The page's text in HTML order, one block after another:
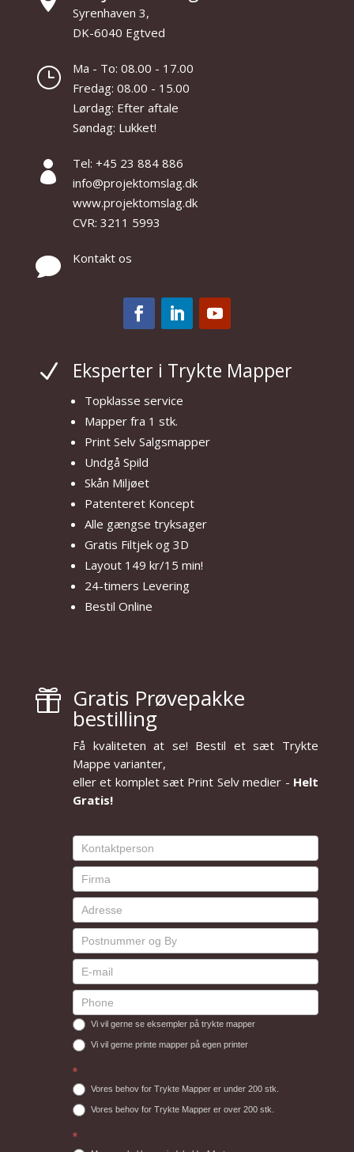
Syrenhaven 3,
DK-6040 Egtved
}
Ma - To: 08.00 - 17.00
Fredag: 08.00 - 15.00
Lørdag: Efter aftale
Søndag: Lukket!

Tel: +45 23 884 886
info@projektomslag.dk
www.projektomslag.dk
CVR: 3211 5993
 Kontakt os
N Eksperter i Trykte Mapper
Topklasse service
Mapper fra 1 stk.
Print Selv Salgsmapper
Undgå Spild
Skån Miljøet
Patenteret Koncept
Alle gængse tryksager
Gratis Filtjek og 3D
Layout 149 kr/15 min!
24-timers Levering
Bestil Online
 Gratis Prøvepakke
bestilling
Få kvaliteten at se! Bestil et sæt Trykte
Mappe varianter,
eller et komplet sæt Print Selv medier - Helt
Gratis!
Vi vil gerne se eksempler på trykte mapper
Vi vil gerne printe mapper på egen printer
*
Vores behov for Trykte Mapper er under 200 stk.
Vores behov for Trykte Mapper er over 200 stk.
*